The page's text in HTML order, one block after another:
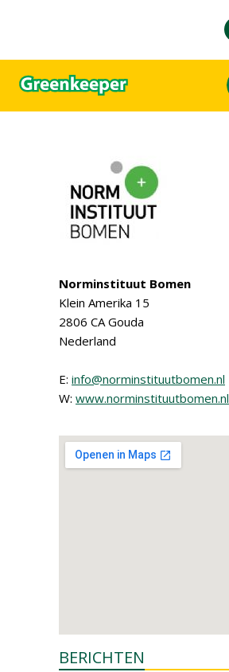
Norminstituut Bomen
Klein Amerika 15
2806 CA Gouda
Nederland
E: info@norminstituutbomen.nl
W: www.norminstituutbomen.nl
BERICHTEN